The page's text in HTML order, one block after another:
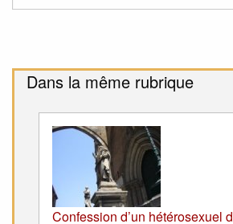
Dans la même rubrique
Confession d’un hétérosexuel